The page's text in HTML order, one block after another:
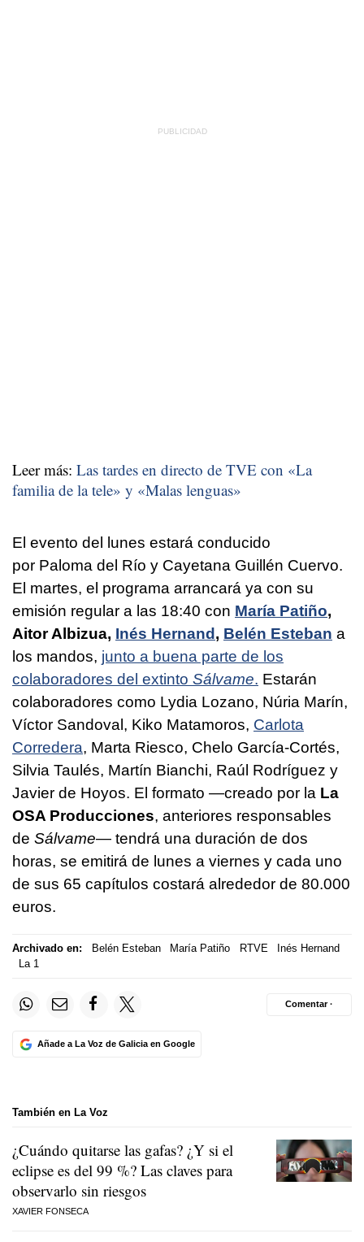
Leer más: Las tardes en directo de TVE con «La
familia de la tele» y «Malas lenguas»
El evento del lunes estará conducido
por Paloma del Río y Cayetana Guillén Cuervo.
El martes, el programa arrancará ya con su
emisión regular a las 18:40 con María Patiño,
Aitor Albizua, Inés Hernand, Belén Esteban a
los mandos, junto a buena parte de los
colaboradores del extinto Sálvame. Estarán
colaboradores como Lydia Lozano, Núria Marín,
Víctor Sandoval, Kiko Matamoros, Carlota
Corredera, Marta Riesco, Chelo García-Cortés,
Silvia Taulés, Martín Bianchi, Raúl Rodríguez y
Javier de Hoyos. El formato —creado por la La
OSA Producciones, anteriores responsables
de Sálvame— tendrá una duración de dos
horas, se emitirá de lunes a viernes y cada uno
de sus 65 capítulos costará alrededor de 80.000
euros.
Archivado en: Belén Esteban María Patiño RTVE
Inés Hernand
La 1
Añade a La Voz de Galicia en Google
Comentar ·
También en La Voz
¿Cuándo quitarse las gafas? ¿Y si el
eclipse es del 99 %? Las claves para
observarlo sin riesgos
XAVIER FONSECA